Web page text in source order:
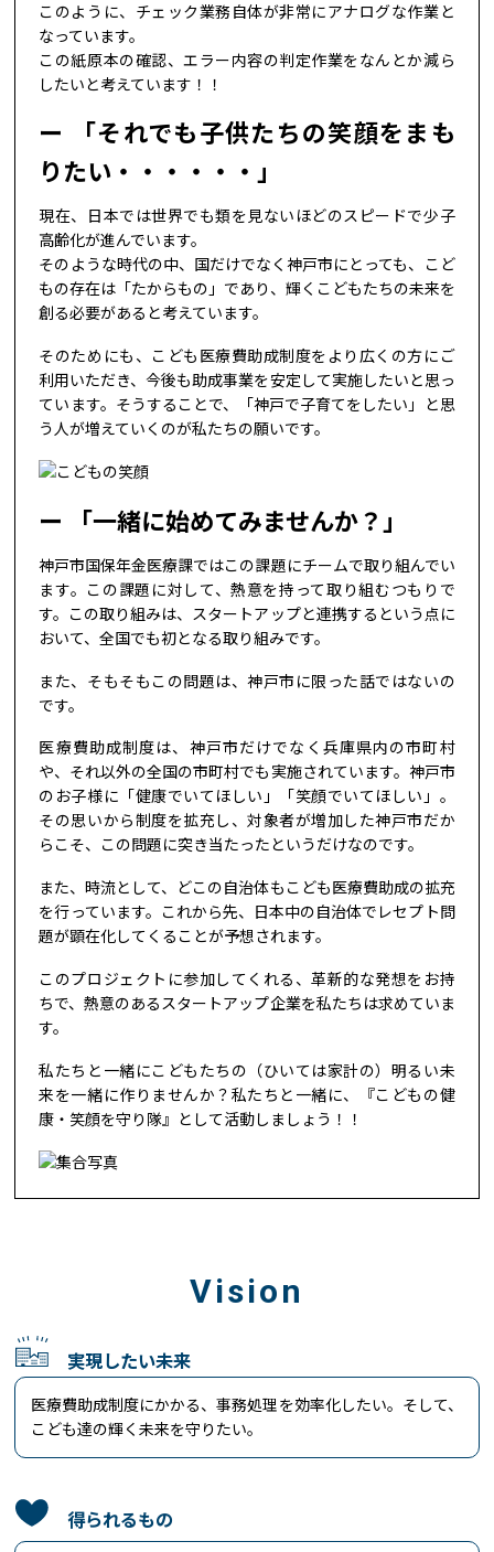
このように、チェック業務自体が非常にアナログな作業と
なっています。
この紙原本の確認、エラー内容の判定作業をなんとか減ら
したいと考えています！！
「それでも子供たちの笑顔をまも
りたい・・・・・・」
現在、日本では世界でも類を見ないほどのスピードで少子
高齢化が進んでいます。
そのような時代の中、国だけでなく神戸市にとっても、こど
もの存在は「たからもの」であり、輝くこどもたちの未来を
創る必要があると考えています。
そのためにも、こども医療費助成制度をより広くの方にご
利用いただき、今後も助成事業を安定して実施したいと思っ
ています。そうすることで、「神戸で子育てをしたい」と思
う人が増えていくのが私たちの願いです。
「一緒に始めてみませんか？」
神戸市国保年金医療課ではこの課題にチームで取り組んでい
ます。この課題に対して、熱意を持って取り組むつもりで
す。この取り組みは、スタートアップと連携するという点に
おいて、全国でも初となる取り組みです。
また、そもそもこの問題は、神戸市に限った話ではないの
です。
医療費助成制度は、神戸市だけでなく兵庫県内の市町村
や、それ以外の全国の市町村でも実施されています。神戸市
のお子様に「健康でいてほしい」「笑顔でいてほしい」。
その思いから制度を拡充し、対象者が増加した神戸市だか
らこそ、この問題に突き当たったというだけなのです。
また、時流として、どこの自治体もこども医療費助成の拡充
を行っています。これから先、日本中の自治体でレセプト問
題が顕在化してくることが予想されます。
このプロジェクトに参加してくれる、革新的な発想をお持
ちで、熱意のあるスタートアップ企業を私たちは求めていま
す。
私たちと一緒にこどもたちの（ひいては家計の）明るい未
来を一緒に作りませんか？私たちと一緒に、『こどもの健
康・笑顔を守り隊』として活動しましょう！！
Vision
実現したい未来
医療費助成制度にかかる、事務処理を効率化したい。そして、
こども達の輝く未来を守りたい。
得られるもの